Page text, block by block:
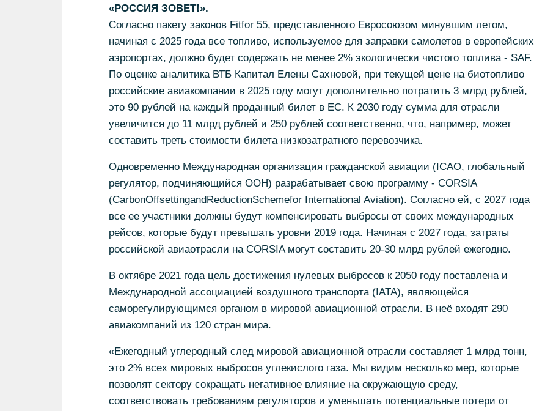
«РОССИЯ ЗОВЕТ!».
Согласно пакету законов Fitfor 55, представленного Евросоюзом минувшим летом,
начиная с 2025 года все топливо, используемое для заправки самолетов в европейских
аэропортах, должно будет содержать не менее 2% экологически чистого топлива - SAF.
По оценке аналитика ВТБ Капитал Елены Сахновой, при текущей цене на биотопливо
российские авиакомпании в 2025 году могут дополнительно потратить 3 млрд рублей,
это 90 рублей на каждый проданный билет в ЕС. К 2030 году сумма для отрасли
увеличится до 11 млрд рублей и 250 рублей соответственно, что, например, может
составить треть стоимости билета низкозатратного перевозчика.
Одновременно Международная организация гражданской авиации (ICAO, глобальный
регулятор, подчиняющийся ООН) разрабатывает свою программу - CORSIA
(CarbonOffsettingandReductionSchemefor International Aviation). Согласно ей, с 2027 года
все ее участники должны будут компенсировать выбросы от своих международных
рейсов, которые будут превышать уровни 2019 года. Начиная с 2027 года, затраты
российской авиаотрасли на CORSIA могут составить 20-30 млрд рублей ежегодно.
В октябре 2021 года цель достижения нулевых выбросов к 2050 году поставлена и
Международной ассоциацией воздушного транспорта (IATA), являющейся
саморегулирующимся органом в мировой авиационной отрасли. В неё входят 290
авиакомпаний из 120 стран мира.
«Ежегодный углеродный след мировой авиационной отрасли составляет 1 млрд тонн,
это 2% всех мировых выбросов углекислого газа. Мы видим несколько мер, которые
позволят сектору сокращать негативное влияние на окружающую среду,
соответствовать требованиям регуляторов и уменьшать потенциальные потери от